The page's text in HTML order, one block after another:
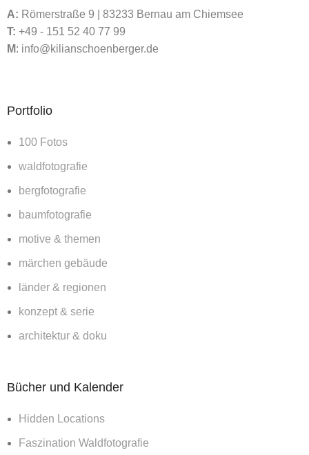
A: Römerstraße 9 | 83233 Bernau am Chiemsee
T: +49 - 151 52 40 77 99
M: info@kilianschoenberger.de
Portfolio
100 Fotos
waldfotografie
bergfotografie
baumfotografie
motive & themen
märchen gebäude
länder & regionen
konzept & serie
architektur & doku
Bücher und Kalender
Hidden Locations
Faszination Waldfotografie